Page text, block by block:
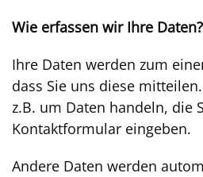
Wie erfassen wir Ihre Daten?
Ihre Daten werden zum
dass Sie uns diese
z.B. um Daten handeln, die
Kontaktformular eingeben.
Andere Daten werden